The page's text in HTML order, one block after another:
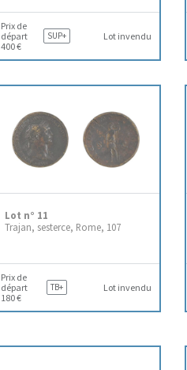
Prix de
départ
400 €
SUP+ Lot invendu
Lot n° 11
Trajan, sesterce, Rome, 107
Prix de
départ
180 €
TB+ Lot invendu